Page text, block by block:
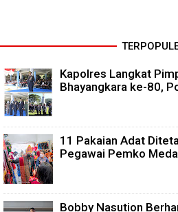
Kapolres Langkat
Bhayangkara ke-80,
11 Pakaian Adat
Pegawai Pemko
Bobby Nasution